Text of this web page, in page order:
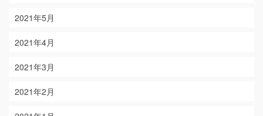
2021年5月
2021年4月
2021年3月
2021年2月